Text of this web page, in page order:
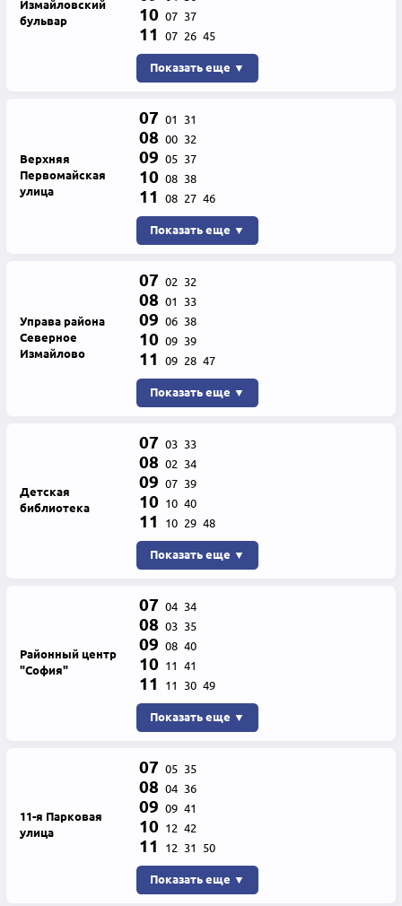
Измайловский
бульвар
10 07 37
11 07 26 45
Показать еще ▼
Верхняя
Первомайская
улица
07 01 31
08 00 32
09 05 37
10 08 38
11 08 27 46
Показать еще ▼
Управа района
Северное
Измайлово
07 02 32
08 01 33
09 06 38
10 09 39
11 09 28 47
Показать еще ▼
Детская
библиотека
07 03 33
08 02 34
09 07 39
10 10 40
11 10 29 48
Показать еще ▼
Районный центр
"София"
07 04 34
08 03 35
09 08 40
10 11 41
11 11 30 49
Показать еще ▼
11-я Парковая
улица
07 05 35
08 04 36
09 09 41
10 12 42
11 12 31 50
Показать еще ▼